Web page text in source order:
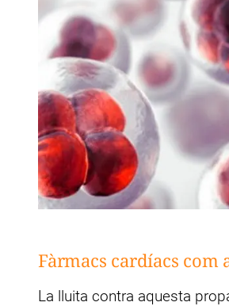
Fàrmacs cardíacs com
La lluita contra aquesta